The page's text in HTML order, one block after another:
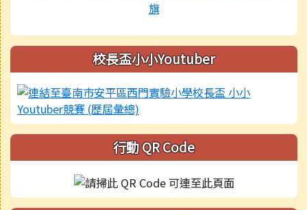
校長盃小小Youtuber
行動 QR Code